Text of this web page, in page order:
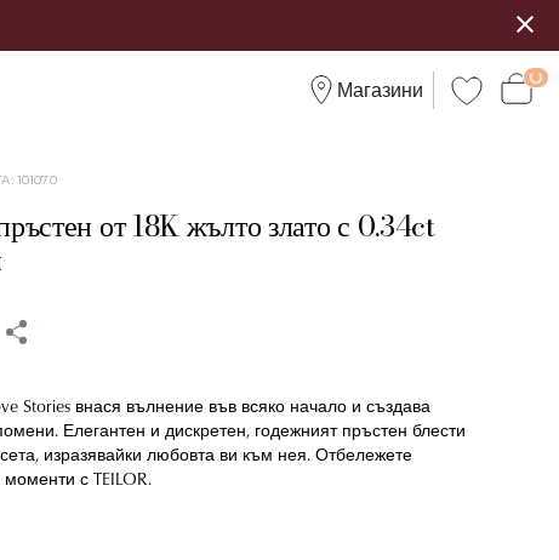
Магазини
: 101070
от 18K жълто злато с 0.34ct
Stories внася вълнение във всяко начало и създава
Елегантен и дискретен, годежният пръстен блести
изразявайки любовта ви към нея. Отбележете
с TEILOR.